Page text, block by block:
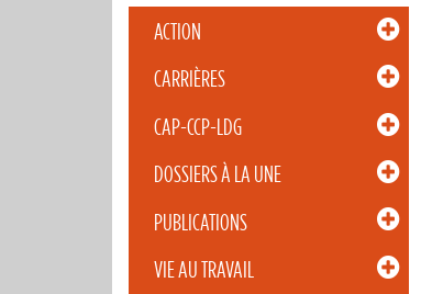
ACTION
CARRIÈRES
CAP-CCP-LDG
DOSSIERS À LA UNE
PUBLICATIONS
VIE AU TRAVAIL